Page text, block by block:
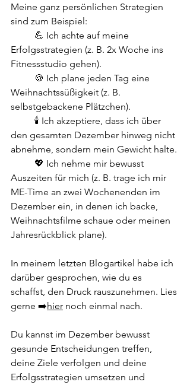
Meine ganz persönlichen Strategien
sind zum Beispiel:
Erfolgsstrategien (z. B. 2x Woche ins
Fitnessstudio gehen).
Weihnachtssüßigkeit (z. B.
selbstgebackene Plätzchen).
den gesamten Dezember hinweg nicht
abnehme, sondern mein Gewicht halte.
Auszeiten für mich (z. B. trage ich mir
ME-Time an zwei Wochenenden im
Dezember ein, in denen ich backe,
Weihnachtsfilme schaue oder meinen
Jahresrückblick plane).
In meinem letzten Blogartikel habe ich
darüber gesprochen, wie du es
schaffst, den Druck rauszunehmen. Lies
gerne ➡️hier noch einmal nach.
Du kannst im Dezember bewusst
gesunde Entscheidungen treffen,
deine Ziele verfolgen und deine
Erfolgsstrategien umsetzen und